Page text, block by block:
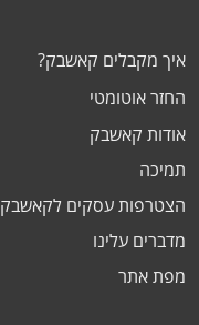
איך מקבלים קאשבק?
החזר אוטומטי
אודות קאשבק
תמיכה
הצטרפות עסקים לקאשבק
מדברים עלינו
מפת אתר